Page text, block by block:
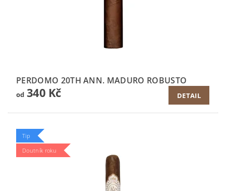
PERDOMO 20TH ANN. MADURO ROBUSTO
od340 Kč DETAIL
Tip
Doutník roku